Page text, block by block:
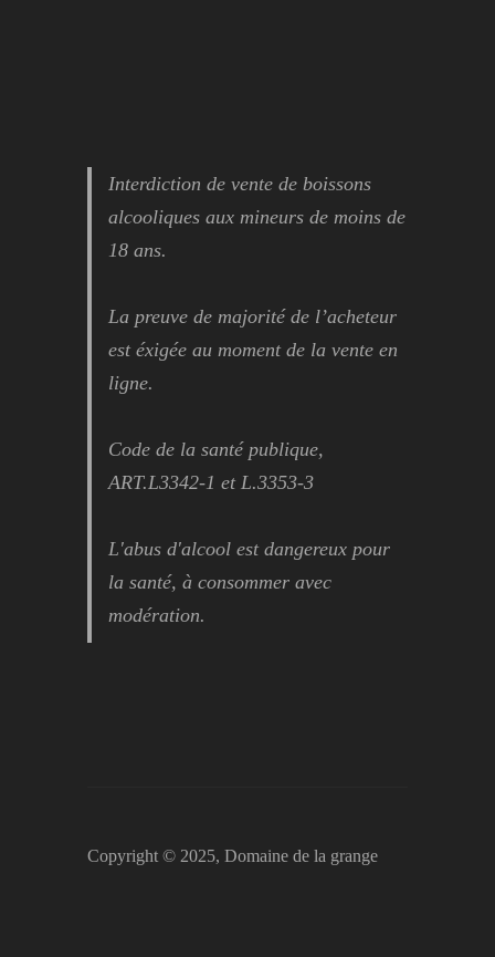
Interdiction de vente de boissons
alcooliques aux mineurs de moins de
18 ans.
La preuve de majorité de l’acheteur
est éxigée au moment de la vente en
ligne.
Code de la santé publique,
ART.L3342-1 et L.3353-3
L'abus d'alcool est dangereux pour
la santé, à consommer avec
modération.
Copyright © 2025, Domaine de la grange